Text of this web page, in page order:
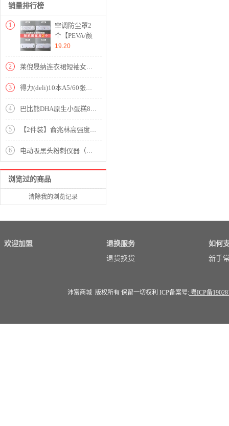
销量排行榜
1
空调防尘罩2
个【PEVA/颜
色随机】
19.20
2 莱倪晟纳连衣裙短袖女装2020夏季新款韩版宽松中长款两件套装裙子 图片色 请拍正确尺码
3 得力(deli)10本A5/60张无线装订软抄本记事本 工作笔记本子文具办公用品 7653
4 巴比熊DHA原生小蛋糕80g
5 【2件装】俞兆林高强度运动内衣防震跑步背心少女聚拢无钢圈薄款瑜伽睡眠无痕学生运动文胸美背内衣文胸夏季 黑色+灰色 L码 36/80A至40/90B
6 电动吸黑头粉刺仪器（带充电底座）【ABS 电子元件/图片色】
浏览过的商品
清除我的浏览记录
欢迎加盟
退换服务
退货换货
如何
新手
沛富商城 版权所有 保留一切权利 ICP备案号: 粤ICP备